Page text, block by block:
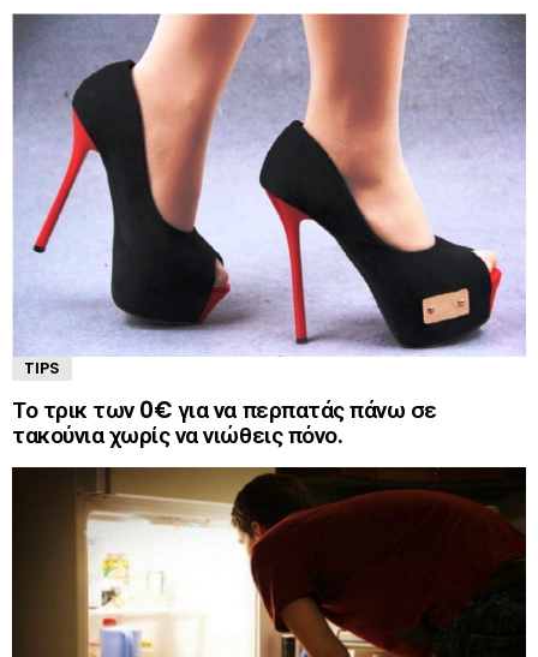
TIPS
Το τρικ των 0€ για να περπατάς πάνω σε
τακούνια χωρίς να νιώθεις πόνο.